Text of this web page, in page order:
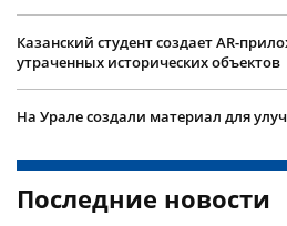
Казанский студент создает AR-
утраченных исторических объектов
На Урале создали материал для
Последние новости